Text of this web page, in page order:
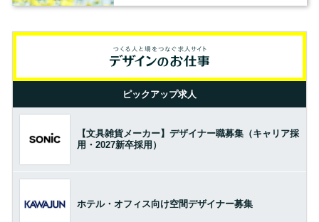
ピックアップ求人
【文具雑貨メーカー】デザイナー職募集（キャリア採
用・2027新卒採用）
ホテル・オフィス向け空間デザイナー募集